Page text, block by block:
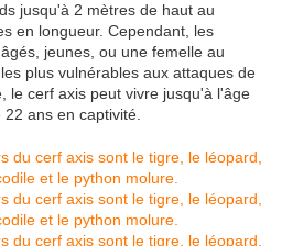
jusqu'à 2 mètres de haut au
en longueur. Cependant, les
jeunes, ou une femelle au
plus vulnérables aux attaques de
le cerf axis peut vivre jusqu'à l'âge
ans en captivité.